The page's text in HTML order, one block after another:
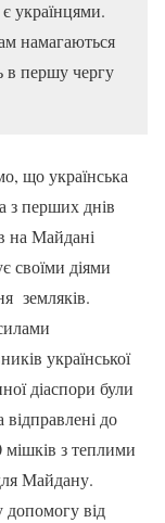
українцями.
намагаються
в першу чергу
що українська
з перших днів
на Майдані
своїми діями
земляків.
української
діаспори були
відправлені до
з теплими
Майдану.
від